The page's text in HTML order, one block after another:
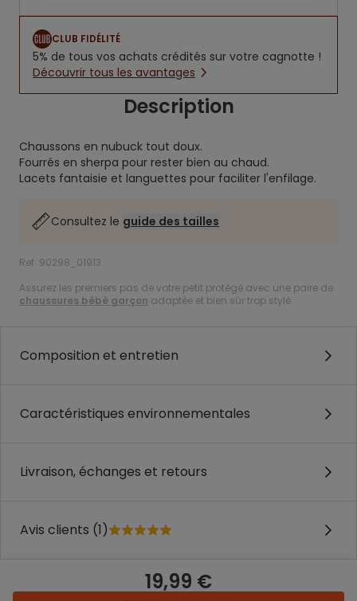
CLUB FIDÉLITÉ
5% de tous vos achats crédités sur votre cagnotte !
Découvrir tous les avantages
Description
Chaussons en nubuck tout doux.
Fourrés en sherpa pour rester bien au chaud.
Lacets fantaisie et languettes pour faciliter l'enfilage.
Consultez le guide des tailles
Ref. 90298_01913
Assurez les premiers pas de votre petit protégé avec une paire de
chaussures bébé garçon adaptée et bien sûr trop stylé.
Composition et entretien
Caractéristiques environnementales
Livraison, échanges et retours
Avis clients (1)
19,99 €